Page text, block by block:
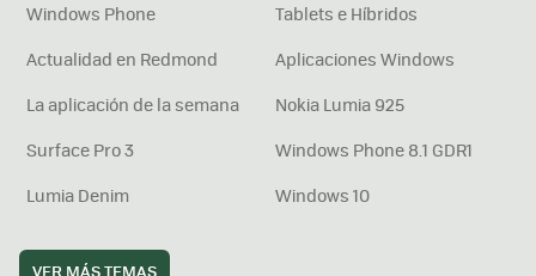
Windows Phone
Tablets e Híbridos
Actualidad en Redmond
Aplicaciones Windows
La aplicación de la semana
Nokia Lumia 925
Surface Pro 3
Windows Phone 8.1 GDR1
Lumia Denim
Windows 10
VER MÁS TEMAS